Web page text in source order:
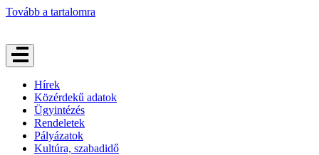
Tovább a tartalomra
Hírek
Közérdekű adatok
Ügyintézés
Rendeletek
Pályázatok
Kultúra, szabadidő